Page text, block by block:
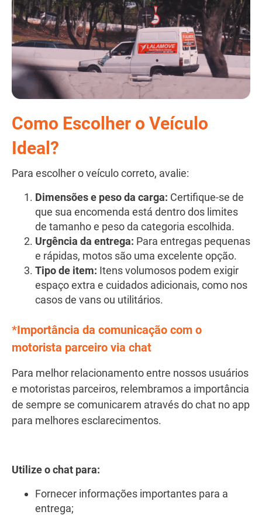
Como Escolher o Veículo
Ideal?
Para escolher o veículo correto, avalie:
Dimensões e peso da carga: Certifique-se de
que sua encomenda está dentro dos limites
de tamanho e peso da categoria escolhida.
Urgência da entrega: Para entregas pequenas
e rápidas, motos são uma excelente opção.
Tipo de item: Itens volumosos podem exigir
espaço extra e cuidados adicionais, como nos
casos de vans ou utilitários.
*Importância da comunicação com o
motorista parceiro via chat
Para melhor relacionamento entre nossos usuários
e motoristas parceiros, relembramos a importância
de sempre se comunicarem através do chat no app
para melhores esclarecimentos.
Utilize o chat para:
Fornecer informações importantes para a
entrega;